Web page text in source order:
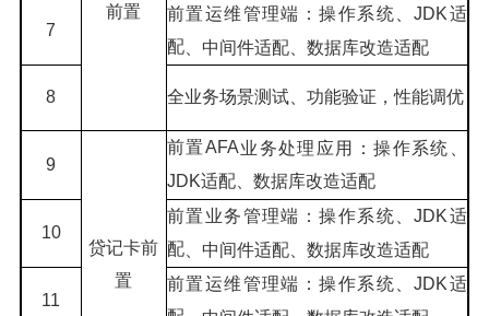
前置
7
前置运维管理端：操作系统、JDK适
配、 中间件适配、数据库改造适配
8 全业务场景测试、功能验证，性能调优
9
贷记卡前
置
前置AFA业务处理应用 ：操作系统、
JDK适配、数据库改造适配
10
前置业务管理端：操作系统、JDK适
配、 中间件适配、数据库改造适配
11
前置运维管理端：操作系统、JDK适